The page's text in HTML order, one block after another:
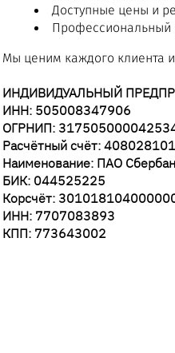
Доступные цены и
Профессиональный
Мы ценим каждого клиента
ИНДИВИДУАЛЬНЫЙ
ИНН: 505008347906
ОГРНИП:
Расчётный счёт:
Наименование: ПАО
БИК: 044525225
Корсчёт:
ИНН: 7707083893
КПП: 773643002